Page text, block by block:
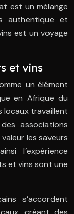
est un mélange
authentique et
est un voyage
et vins
un élément
en Afrique du
locaux travaillent
associations
les saveurs
l’expérience
et vins sont une
s’accordent